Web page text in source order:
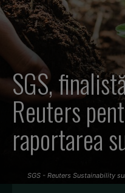
SGS,
Reuters
raportarea
SGS - Reuters Sustainability